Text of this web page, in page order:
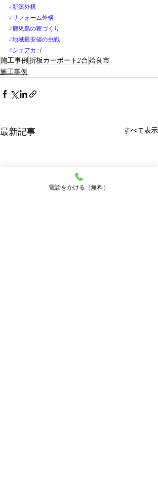
#新築外構
#リフォーム外構
#鹿児島の家づくり
#地域最安値の挑戦
#シェアカゴ
施工事例 折板カーポート2台姶良市
施工事例
最新記事 すべて表示
電話をかける（無料）